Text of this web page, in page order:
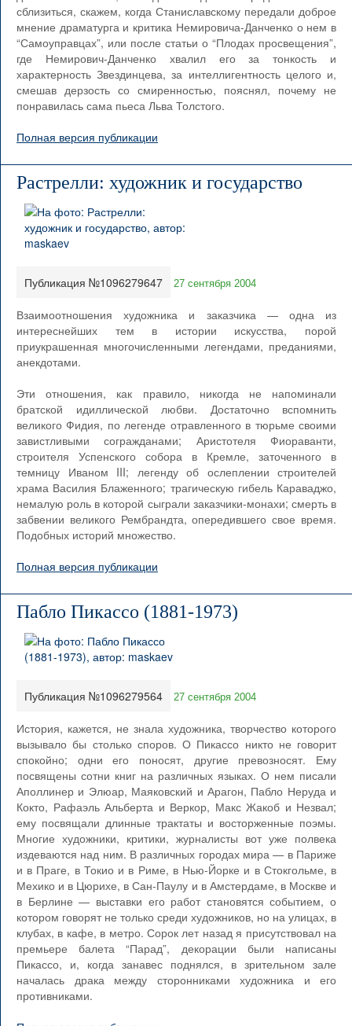
сблизиться, скажем, когда Станиславскому передали доброе
мнение драматурга и критика Немировича-Данченко о нем в
“Самоуправцах”, или после статьи о “Плодах просвещения”,
где Немирович-Данченко хвалил его за тонкость и
характерность Звездинцева, за интеллигентность целого и,
смешав дерзость со смиренностью, пояснял, почему не
понравилась сама пьеса Льва Толстого.
Полная версия публикации
Растрелли: художник и государство
Публикация №1096279647 27 сентября 2004
Взаимоотношения художника и заказчика — одна из
интереснейших тем в истории искусства, порой
приукрашенная многочисленными легендами, преданиями,
анекдотами.
Эти отношения, как правило, никогда не напоминали
братской идиллической любви. Достаточно вспомнить
великого Фидия, по легенде отравленного в тюрьме своими
завистливыми согражданами; Аристотеля Фиораванти,
строителя Успенского собора в Кремле, заточенного в
темницу Иваном III; легенду об ослеплении строителей
храма Василия Блаженного; трагическую гибель Караваджо,
немалую роль в которой сыграли заказчики-монахи; смерть в
забвении великого Рембрандта, опередившего свое время.
Подобных историй множество.
Полная версия публикации
Пабло Пикассо (1881-1973)
Публикация №1096279564 27 сентября 2004
История, кажется, не знала художника, творчество которого
вызывало бы столько споров. О Пикассо никто не говорит
спокойно; одни его поносят, другие превозносят. Ему
посвящены сотни книг на различных языках. О нем писали
Аполлинер и Элюар, Маяковский и Арагон, Пабло Неруда и
Кокто, Рафаэль Альберта и Веркор, Макс Жакоб и Незвал;
ему посвящали длинные трактаты и восторженные поэмы.
Многие художники, критики, журналисты вот уже полвека
издеваются над ним. В различных городах мира — в Париже
и в Праге, в Токио и в Риме, в Нью-Йорке и в Стокгольме, в
Мехико и в Цюрихе, в Сан-Паулу и в Амстердаме, в Москве и
в Берлине — выставки его работ становятся событием, о
котором говорят не только среди художников, но на улицах, в
клубах, в кафе, в метро. Сорок лет назад я присутствовал на
премьере балета “Парад”, декорации были написаны
Пикассо, и, когда занавес поднялся, в зрительном зале
началась драка между сторонниками художника и его
противниками.